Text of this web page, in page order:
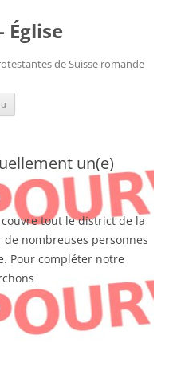
Église
de Suisse romande
un(e)
tout le district de la
de nombreuses personnes
Pour compléter notre